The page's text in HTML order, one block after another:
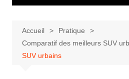
Accueil
Pratique
Comparatif des meilleurs SUV
SUV urbains